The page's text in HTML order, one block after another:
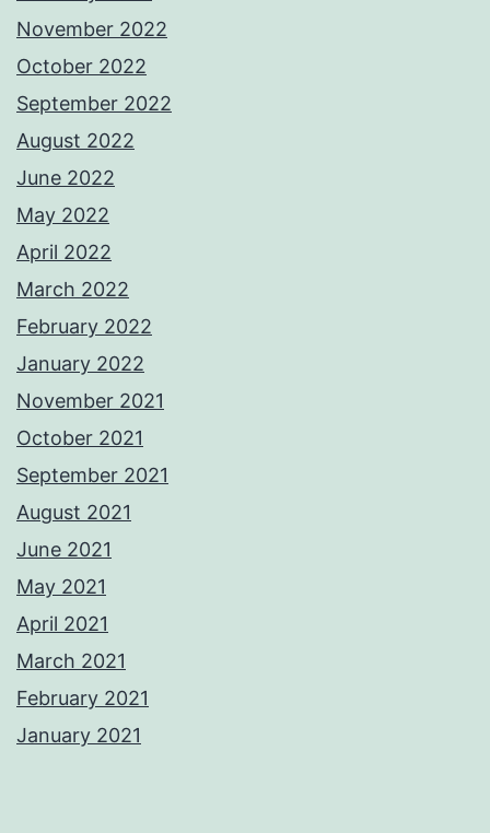
November 2022
October 2022
September 2022
August 2022
June 2022
May 2022
April 2022
March 2022
February 2022
January 2022
November 2021
October 2021
September 2021
August 2021
June 2021
May 2021
April 2021
March 2021
February 2021
January 2021